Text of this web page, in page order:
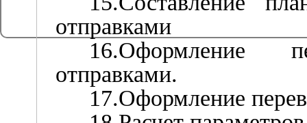
отправками
16.Оформление
отправками.
17.Оформление